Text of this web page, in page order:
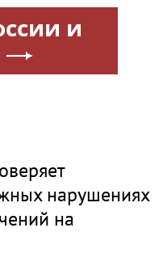
нарушениях
на
и